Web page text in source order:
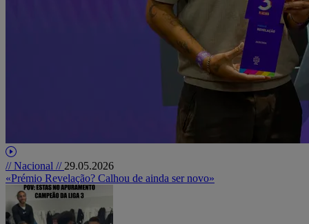
// Nacional // 29.05.2026
«Prémio Revelação? Calhou de ainda ser novo»